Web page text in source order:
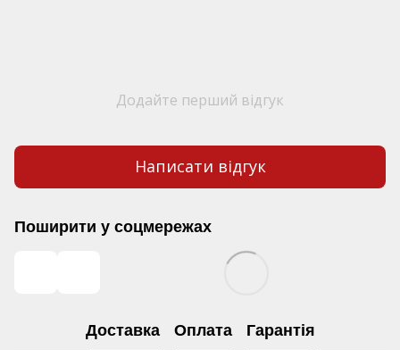
Додайте перший відгук
Написати відгук
Поширити у соцмережах
Доставка Оплата Гарантія